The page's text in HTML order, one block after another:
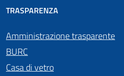
TRASPARENZA
Amministrazione trasparente
BURC
Casa di vetro